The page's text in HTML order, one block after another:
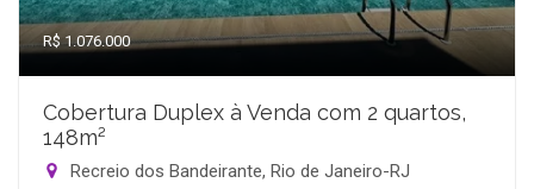
R$ 1.076.000
Cobertura Duplex à Venda com 2 quartos,
148m²
Recreio dos Bandeirante, Rio de Janeiro-RJ